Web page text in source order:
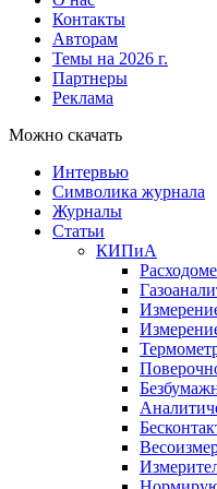
Контакты
Авторам
Темы на 2026 г.
Партнеры
Реклама
Можно скачать
Интервью
Символика журнала
Журналы
Статьи
КИПиА